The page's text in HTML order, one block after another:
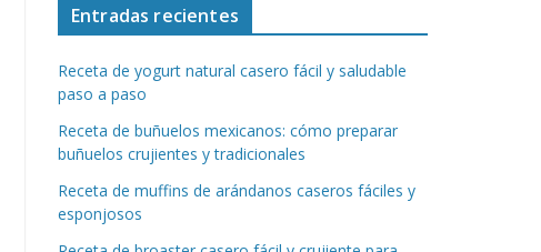
Entradas recientes
Receta de yogurt natural casero fácil y saludable
paso a paso
Receta de buñuelos mexicanos: cómo preparar
buñuelos crujientes y tradicionales
Receta de muffins de arándanos caseros fáciles y
esponjosos